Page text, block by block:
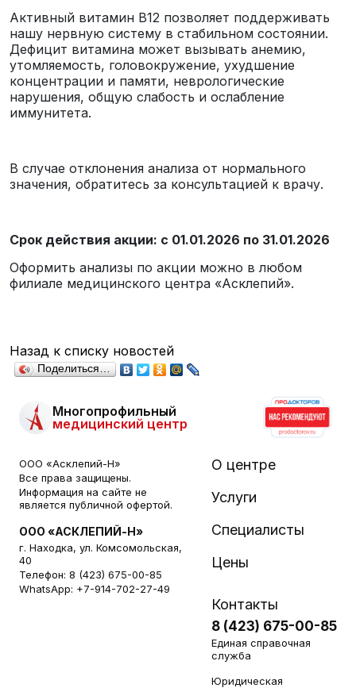
Активный витамин В12 позволяет поддерживать
нашу нервную систему в стабильном состоянии.
Дефицит витамина может вызывать анемию,
утомляемость, головокружение, ухудшение
концентрации и памяти, неврологические
нарушения, общую слабость и ослабление
иммунитета.
В случае отклонения анализа от нормального
значения, обратитесь за консультацией к врачу.
Срок действия акции: с 01.01.2026 по 31.01.2026
Оформить анализы по акции можно в любом
филиале медицинского центра «Асклепий».
Назад к списку новостей
Поделиться…
Многопрофильный
медицинский центр
ООО «Асклепий-Н»
Все права защищены.
Информация на сайте не
является публичной офертой.
ООО «АСКЛЕПИЙ-Н»
г. Находка, ул. Комсомольская,
40
Телефон: 8 (423) 675-00-85
WhatsApp: +7-914-702-27-49
О центре
Услуги
Специалисты
Цены
Контакты
8 (423) 675-00-85
Единая справочная
служба
Юридическая